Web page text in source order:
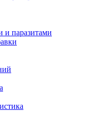
и паразитами